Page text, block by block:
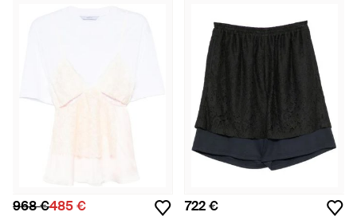
968 €485 € 722 €